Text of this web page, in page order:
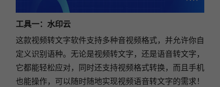
工具一：水印云
这款视频转文字软件支持多种音视频格式，并允许你自
定义识别语种。无论是视频转文字，还是语音转文字，
它都能轻松应对，同时还支持视频格式转换，而且手机
也能操作，可以随时随地实现视频语音转文字的需求！